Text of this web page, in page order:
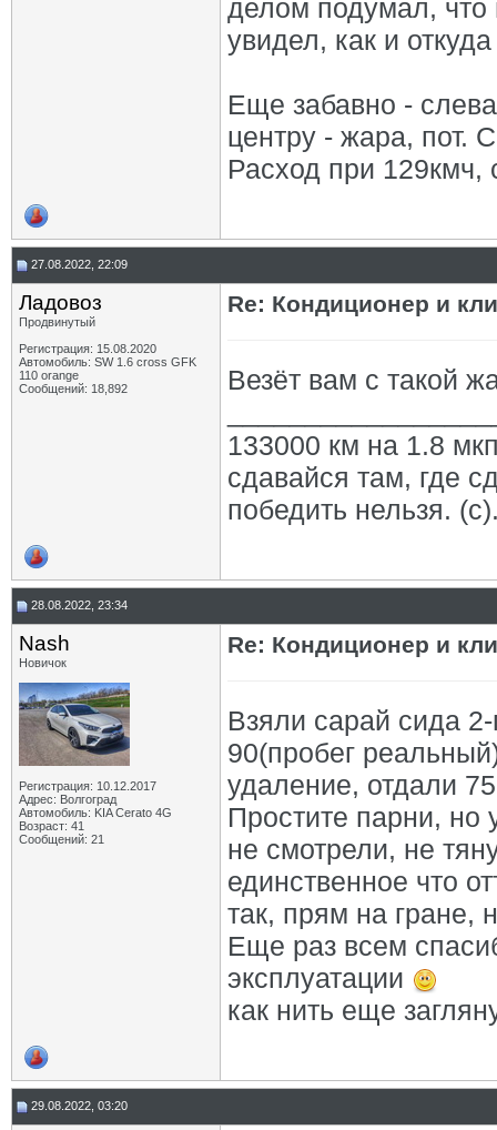
делом подумал, что
увидел, как и откуда
Еще забавно -
центру - жара, пот.
Расход при 129кмч,
27.08.2022, 22:09
Ладовоз
Продвинутый
Регистрация: 15.08.2020
Автомобиль: SW 1.6 cross GFK
110 orange
Сообщений: 18,892
Re: Кондиционер и
Везёт вам с такой
133000 км на 1.8
сдавайся там, где
победить нельзя.
28.08.2022, 23:34
Nash
Новичок
Регистрация: 10.12.2017
Адрес: Волгоград
Автомобиль: KIA Cerato 4G
Возраст: 41
Сообщений: 21
Re: Кондиционер и
Взяли сарай сида 2-
90(пробег
удаление, отдали
Простите парни, но
не смотрели, не
единственное что
так, прям на гране,
Еще раз всем
эксплуатации
как нить еще
29.08.2022, 03:20